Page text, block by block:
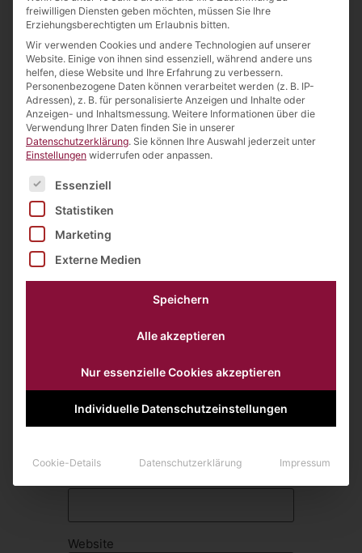
ORGANIZER NAME
Schreibe einen Kommentar
Deine E-Mail-Adresse wird nicht
veröffentlicht. Erforderliche Felder sind
mit*markiert
Kommentar
Name*
Website
freiwilligen Diensten geben möchten, müssen Sie Ihre
Erziehungsberechtigten um Erlaubnis bitten.
Wir verwenden Cookies und andere Technologien auf unserer
Website. Einige von ihnen sind essenziell, während andere uns
helfen, diese Website und Ihre Erfahrung zu verbessern.
Personenbezogene Daten können verarbeitet werden (z. B. IP-
Adressen), z. B. für personalisierte Anzeigen und Inhalte oder
Anzeigen- und Inhaltsmessung. Weitere Informationen über die
Verwendung Ihrer Daten finden Sie in unserer
Datenschutzerklärung. Sie können Ihre Auswahl jederzeit unter
Einstellungen widerrufen oder anpassen.
Es folgt eine Liste der Service-Gruppen, für die eine
Essenziell
Statistiken
Marketing
Externe Medien
Speichern
Alle akzeptieren
Nur essenzielle Cookies akzeptieren
Individuelle Datenschutzeinstellungen
Cookie-Details Datenschutzerklärung Impressum